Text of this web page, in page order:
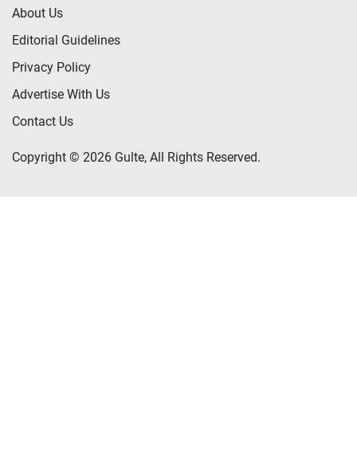
About Us
Editorial Guidelines
Privacy Policy
Advertise With Us
Contact Us
Copyright © 2026 Gulte, All Rights Reserved.